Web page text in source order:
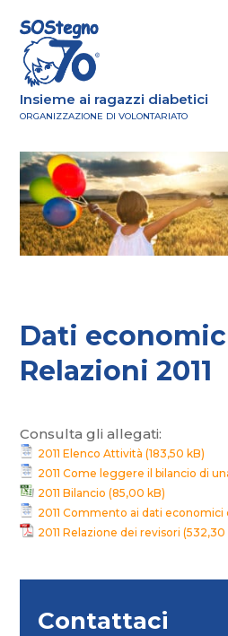
Insieme ai ragazzi diabetici
ORGANIZZAZIONE DI VOLONTARIATO
Dati
Relazioni 2011
Consulta gli allegati:
2011 Elenco Attività
2011 Come leggere il bilancio di
2011 Bilancio
2011 Commento ai dati economici
2011 Relazione dei revisori
Contattaci